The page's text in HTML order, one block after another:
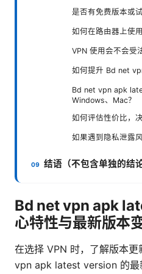
是否有免费版本或试
如何在路由器上使
VPN 使用会不会受
如何提升 Bd net
Bd net vpn apk
Windows、Mac？
如何评估性价比，
如果遇到隐私泄露
结语（不包含单独的结
Bd net vpn apk
心特性与最新版本
在选择 VPN 时，了解版本
vpn apk latest version 的最